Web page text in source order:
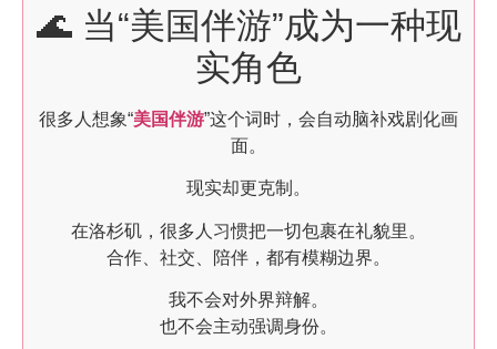
🌊 当“美国伴游”成为一种现
实角色
很多人想象“美国伴游”这个词时，会自动脑补戏剧化画
面。
现实却更克制。
在洛杉矶，很多人习惯把一切包裹在礼貌里。
合作、社交、陪伴，都有模糊边界。
我不会对外界辩解。
也不会主动强调身份。